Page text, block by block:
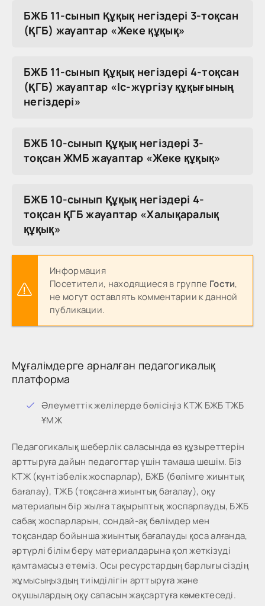
БЖБ 11-сынып Құқық негіздері 3-тоқсан
(ҚГБ) жауаптар «Жеке құқық»
БЖБ 11-сынып Құқық негіздері 4-тоқсан
(ҚГБ) жауаптар «Іс-жүргізу құқығының
негіздері»
БЖБ 10-сынып Құқық негіздері 3-
тоқсан ЖМБ жауаптар «Жеке құқық»
БЖБ 10-сынып Құқық негіздері 4-
тоқсан ҚГБ жауаптар «Халықаралық
құқық»
Информация
Посетители, находящиеся в группе Гости,
не могут оставлять комментарии к данной
публикации.
Мұғалімдерге арналған педагогикалық
платформа
Әлеуметтік желілерде бөлісіңіз КТЖ БЖБ ТЖБ
ҰМЖ
Педагогикалық шеберлік саласында өз құзыреттерін
арттыруға дайын педагогтар үшін тамаша шешім. Біз
КТЖ (күнтізбелік жоспарлар), БЖБ (бөлімге жиынтық
бағалау), ТЖБ (тоқсанға жиынтық бағалау), оқу
материалын бір жылға тақырыптық жоспарлауды, БЖБ
сабақ жоспарларын, сондай-ақ бөлімдер мен
тоқсандар бойынша жиынтық бағалауды қоса алғанда,
әртүрлі білім беру материалдарына қол жеткізуді
қамтамасыз етеміз. Осы ресурстардың барлығы сіздің
жұмысыңыздың тиімділігін арттыруға және
оқушылардың оқу сапасын жақсартуға көмектеседі.